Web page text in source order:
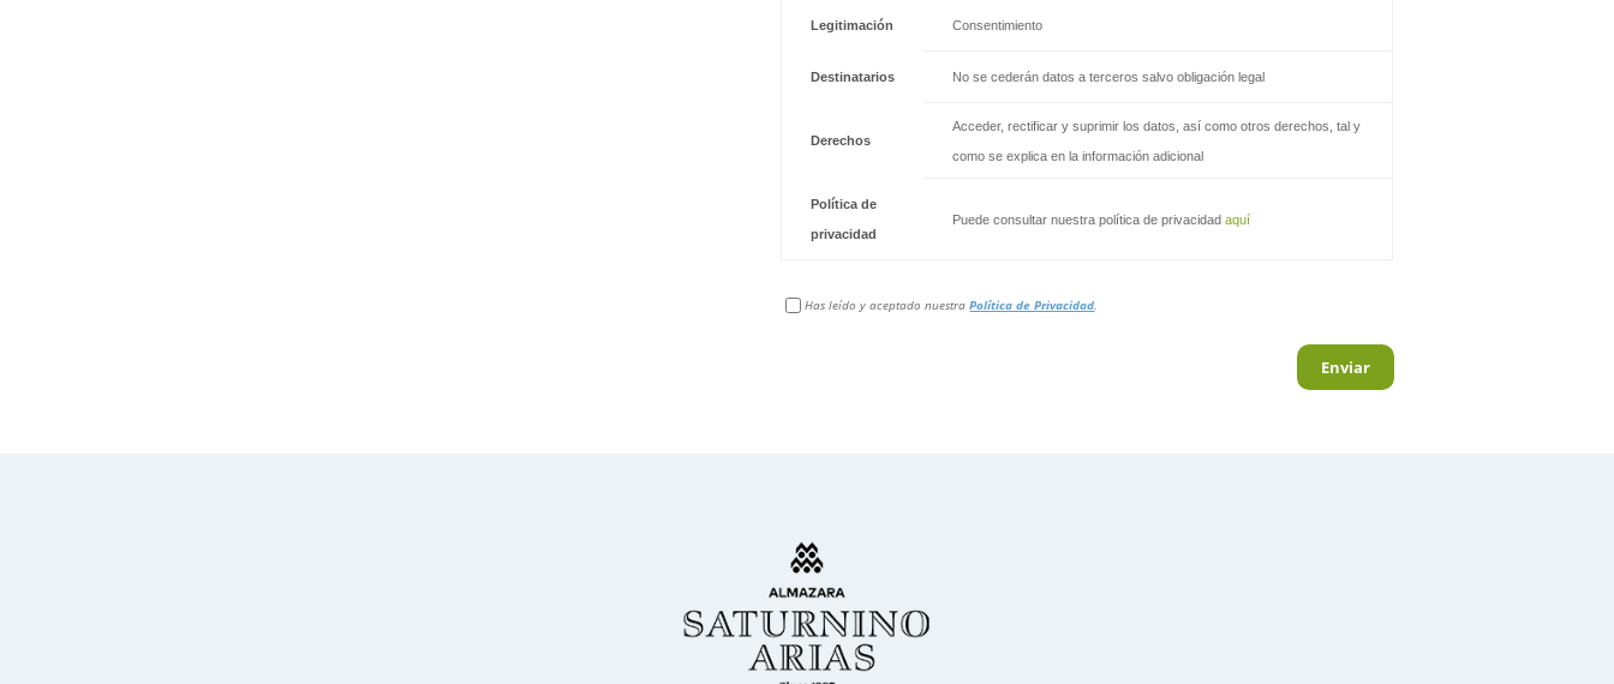
Legitimación Consentimiento
Destinatarios No se cederán datos a terceros salvo obligación legal
Derechos
Acceder, rectificar y suprimir los datos, así como otros derechos, tal y
como se explica en la información adicional
Política de
privacidad
Puede consultar nuestra política de privacidadaquí
Has leído y aceptado nuestraPolítica de Privacidad